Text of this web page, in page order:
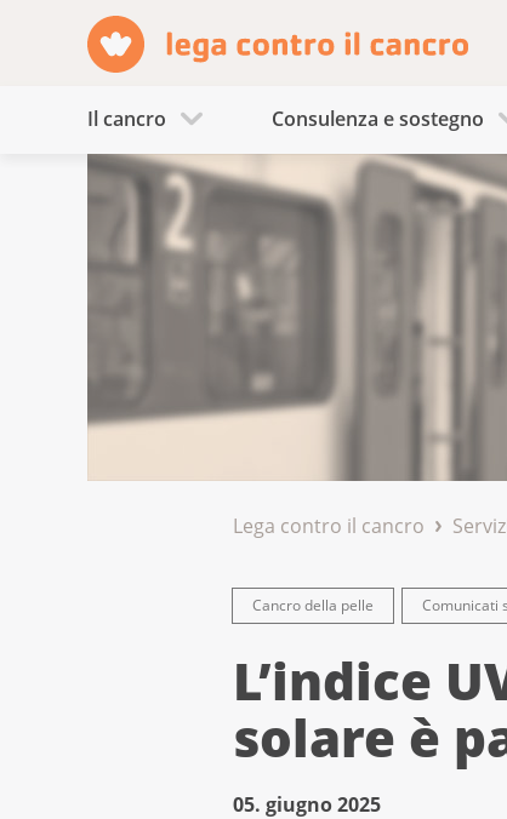
Il cancro Consulenza e sostegno
Lega contro il cancro
Cancro della pelle Comunicati
L’indice
solare è
05. giugno 2025